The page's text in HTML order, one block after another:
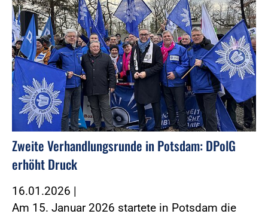
Zweite Verhandlungsrunde in Potsdam: DPolG
erhöht Druck
16.01.2026 |
Am 15. Januar 2026 startete in Potsdam die